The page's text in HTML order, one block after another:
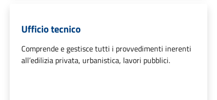
Ufficio tecnico
Comprende e gestisce tutti i provvedimenti inerenti
all’edilizia privata, urbanistica, lavori pubblici.